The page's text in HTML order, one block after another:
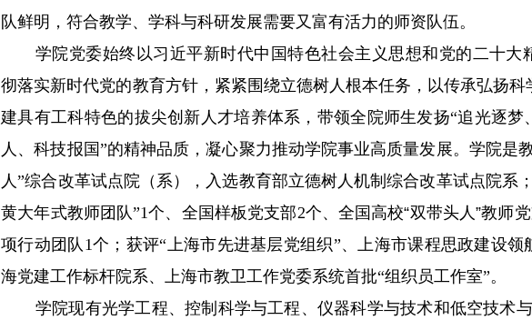
队鲜明，符合教学、学科与科研发展需要又富有活力的师资队伍。
学院党委始终以习近平新时代中国特色社会主义思想和党的二十大
彻落实新时代党的教育方针，紧紧围绕立德树人根本任务，以传承弘扬科
建具有工科特色的拔尖创新人才培养体系，带领全院师生发扬“追光逐梦
人、科技报国”的精神品质，凝心聚力推动学院事业高质量发展。学院是
人”综合改革试点院（系），入选教育部立德树人机制综合改革试点院系
黄大年式教师团队”1个、全国样板党支部2个、全国高校“双带头人”教师
项行动团队 1个；获评“上海市先进基层党组织”、上海市课程思政建设领
海党建工作标杆院系、上海市教卫工作党委系统首批“组织员工作室”。
学院现有光学工程、控制科学与工程、仪器科学与技术和低空技术